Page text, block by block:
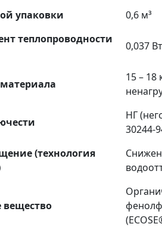
упаковки
0,6 м³
теплопроводности
0,037
15 – 18
НГ
30244-
(технология